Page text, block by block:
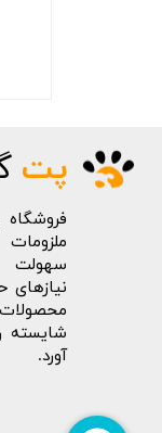
پت
سهولت
نیازهای
محصولات
شایسته
آورد.